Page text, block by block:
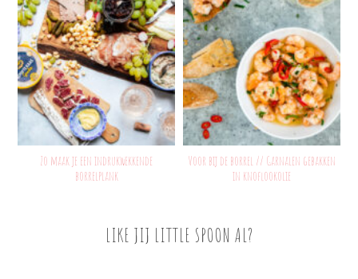
Zo maak je een indrukwekkende
borrelplank
Voor bij de borrel // Garnalen gebakken
in knoflookolie
LIKE JIJ LITTLE SPOON AL?